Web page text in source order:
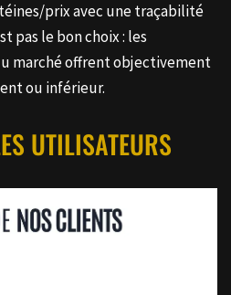
prix avec une traçabilité
pas le bon choix : les
marché offrent objectivement
ou inférieur.
UTILISATEURS